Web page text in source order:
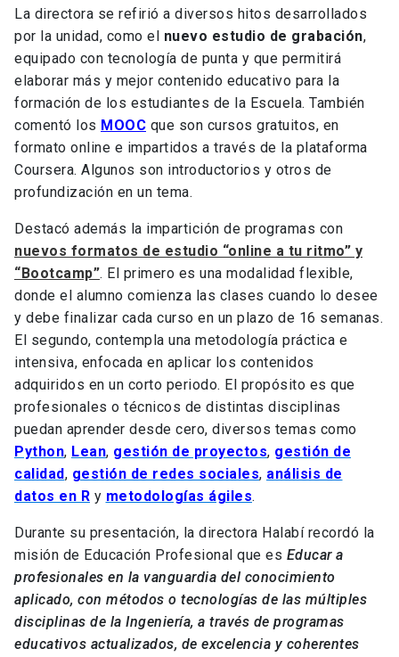
La directora se refirió a diversos hitos desarrollados
por la unidad, como el nuevo estudio de grabación,
equipado con tecnología de punta y que permitirá
elaborar más y mejor contenido educativo para la
formación de los estudiantes de la Escuela. También
comentó los MOOC que son cursos gratuitos, en
formato online e impartidos a través de la plataforma
Coursera. Algunos son introductorios y otros de
profundización en un tema.
Destacó además la impartición de programas con
nuevos formatos de estudio “online a tu ritmo” y
“Bootcamp”. El primero es una modalidad flexible,
donde el alumno comienza las clases cuando lo desee
y debe finalizar cada curso en un plazo de 16 semanas.
El segundo, contempla una metodología práctica e
intensiva, enfocada en aplicar los contenidos
adquiridos en un corto periodo. El propósito es que
profesionales o técnicos de distintas disciplinas
puedan aprender desde cero, diversos temas como
Python, Lean, gestión de proyectos, gestión de
calidad, gestión de redes sociales, análisis de
datos en R y metodologías ágiles.
Durante su presentación, la directora Halabí recordó la
misión de Educación Profesional que es Educar a
profesionales en la vanguardia del conocimiento
aplicado, con métodos o tecnologías de las múltiples
disciplinas de la Ingeniería, a través de programas
educativos actualizados, de excelencia y coherentes